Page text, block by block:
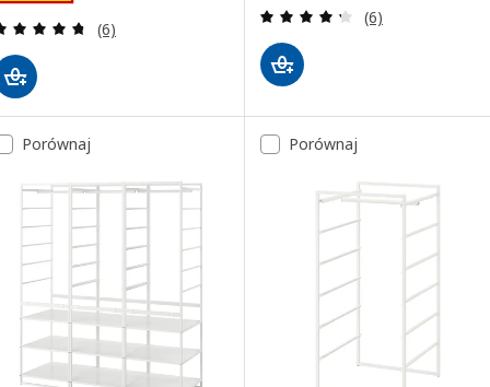
Recenzja: 4.7 z 5 gwiazdki. Łączna liczba recenzji:
(6)
Recenzja: 4.3
(6)
Porównaj Porównaj